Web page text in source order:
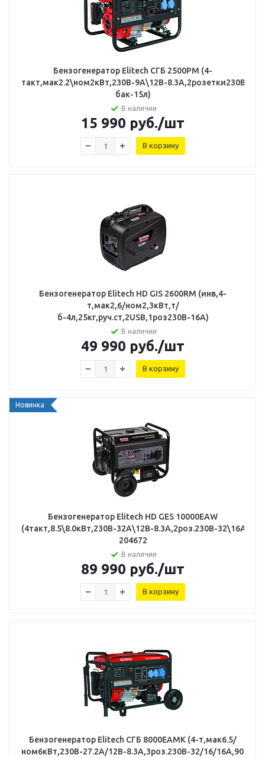
Бензогенератор Elitech СГБ 2500РМ (4-
такт,мак2.2\ном2кВт,230В-9А\12В-8.3А,2розетки230В-
бак-15л)
В наличии
15 990 руб./шт
В корзину
Бензогенератор Elitech HD GIS 2600RМ (инв,4-
т,мак2,6/ном2,3кВт,т/
б-4л,25кг,руч.ст,2USB,1роз230В-16А)
В наличии
49 990 руб./шт
В корзину
Новинка
Бензогенератор Elitech HD GES 10000ЕAW
(4такт,8.5\8.0кВт,230В-32А\12В-8.3А,2роз.230В-32\16А)
204672
В наличии
89 990 руб./шт
В корзину
Бензогенератор Elitech СГБ 8000ЕАМК (4-т,мак6.5/
ном6кВт,230В-27.2А/12В-8.3А,3роз.230В-32/16/16А,90кг